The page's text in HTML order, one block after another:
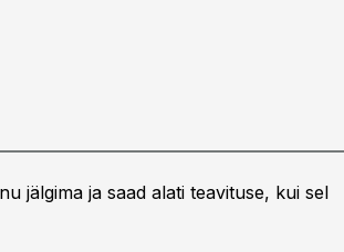
jälgima ja saad alati teavituse, kui sel